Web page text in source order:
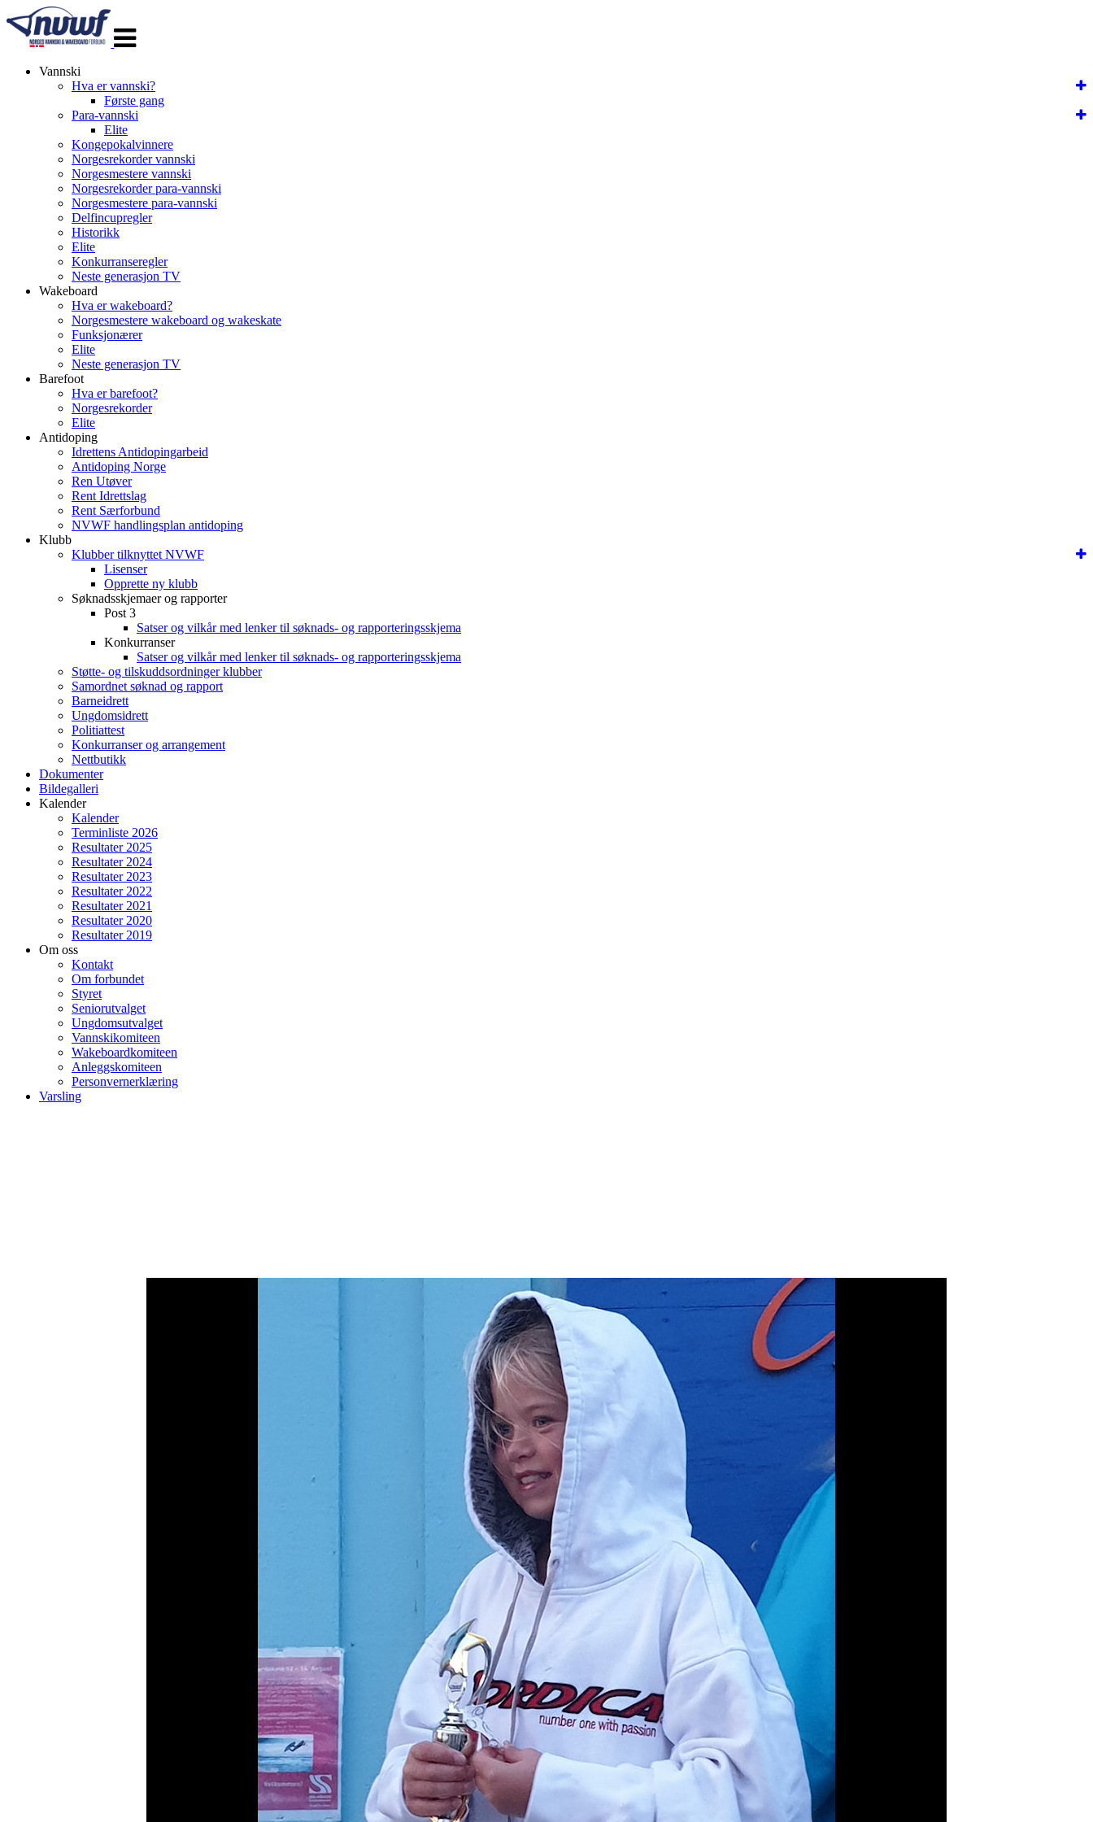
navigasjon
Vannski
Hva er vannski?
Første gang
Para-vannski
Elite
Kongepokalvinnere
Norgesrekorder vannski
Norgesmestere vannski
Norgesrekorder para-vannski
Norgesmestere para-vannski
Delfincupregler
Historikk
Elite
Konkurranseregler
Neste generasjon TV
Wakeboard
Hva er wakeboard?
Norgesmestere wakeboard og wakeskate
Funksjonærer
Elite
Neste generasjon TV
Barefoot
Hva er barefoot?
Norgesrekorder
Elite
Antidoping
Idrettens Antidopingarbeid
Antidoping Norge
Ren Utøver
Rent Idrettslag
Rent Særforbund
NVWF handlingsplan antidoping
Klubb
Klubber tilknyttet NVWF
Lisenser
Opprette ny klubb
Søknadsskjemaer og rapporter
Post 3
Satser og vilkår med lenker til søknads- og rapporteringsskjema
Konkurranser
Satser og vilkår med lenker til søknads- og rapporteringsskjema
Støtte- og tilskuddsordninger klubber
Samordnet søknad og rapport
Barneidrett
Ungdomsidrett
Politiattest
Konkurranser og arrangement
Nettbutikk
Dokumenter
Bildegalleri
Kalender
Kalender
Terminliste 2026
Resultater 2025
Resultater 2024
Resultater 2023
Resultater 2022
Resultater 2021
Resultater 2020
Resultater 2019
Om oss
Kontakt
Om forbundet
Styret
Seniorutvalget
Ungdomsutvalget
Vannskikomiteen
Wakeboardkomiteen
Anleggskomiteen
Personvernerklæring
Varsling